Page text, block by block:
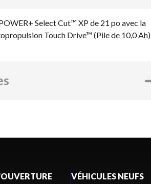
Select Cut™ XP de 21 po avec la
Touch Drive™ (Pile de 10,0 Ah)
VÉHICULES NEUFS